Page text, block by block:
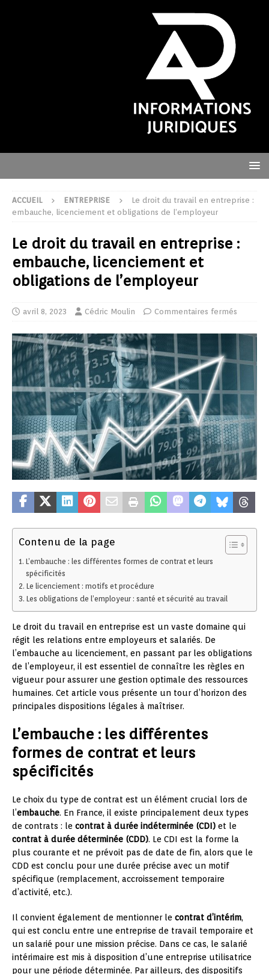
ACCUEIL ENTREPRISE
Le droit du travail en entreprise :
embauche, licenciement et obligations de l’employeur
Le droit du travail en entreprise :
embauche, licenciement et
obligations de l’employeur
avril 8, 2023 Cédric Moulin Commentaires fermés
Contenu de la page
L’embauche : les différentes formes de contrat et leurs
spécificités
Le licenciement : motifs et procédure
Les obligations de l’employeur : santé et sécurité au travail
Le droit du travail en entreprise est un vaste domaine qui
régit les relations entre employeurs et salariés. De
l’embauche au licenciement, en passant par les obligations
de l’employeur, il est essentiel de connaître les règles en
vigueur pour assurer une gestion optimale des ressources
humaines. Cet article vous présente un tour d’horizon des
principales dispositions légales à maîtriser.
L’embauche : les différentes
formes de contrat et leurs
spécificités
Le choix du type de contrat est un élément crucial lors de
l’embauche. En France, il existe principalement deux types
de contrats : le contrat à durée indéterminée (CDI) et le
contrat à durée déterminée (CDD). Le CDI est la forme la
plus courante et ne prévoit pas de date de fin, alors que le
CDD est conclu pour une durée précise avec un motif
spécifique (remplacement, accroissement temporaire
d’activité, etc.).
Il convient également de mentionner le contrat d’intérim,
qui est conclu entre une entreprise de travail temporaire et
un salarié pour une mission précise. Dans ce cas, le salarié
intérimaire est mis à disposition d’une entreprise utilisatrice
pour une période déterminée. Par ailleurs, des dispositifs